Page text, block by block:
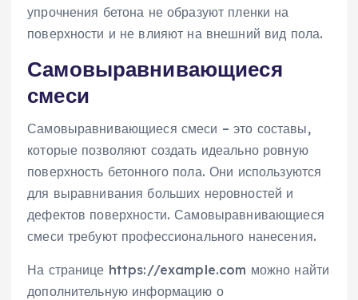
упрочнения бетона не образуют пленки на
поверхности и не влияют на внешний вид пола.
Самовыравнивающиеся
смеси
Самовыравнивающиеся смеси – это составы,
которые позволяют создать идеально ровную
поверхность бетонного пола. Они используются
для выравнивания больших неровностей и
дефектов поверхности. Самовыравнивающиеся
смеси требуют профессионального нанесения.
На странице https://example.com можно найти
дополнительную информацию о